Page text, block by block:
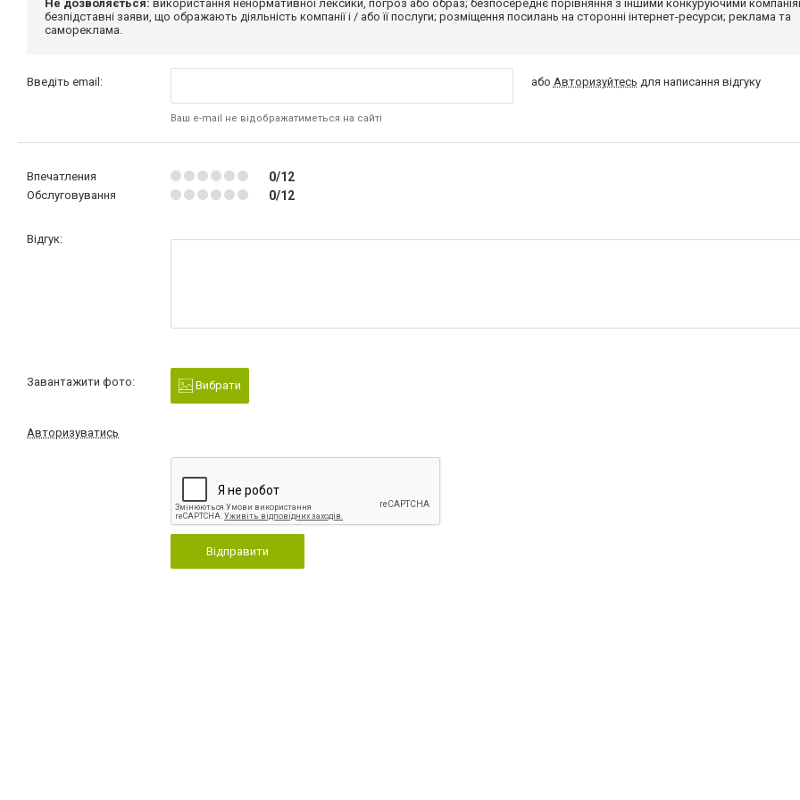
Не дозволяється: використання ненормативної лексики, погроз або образ; безпосереднє порівняння з іншими конкуруючими
безпідставні заяви, що ображають діяльність компанії і / або її послуги; розміщення посилань на сторонні інтернет-ресурси; реклама та
самореклама.
Введіть email:
Ваш e-mail не відображатиметься на сайті
або Авторизуйтесь для написання відгуку
Впечатления 0/12
Обслуговування 0/12
Відгук:
Завантажити фото: Вибрати
Авторизуватись
Відправити